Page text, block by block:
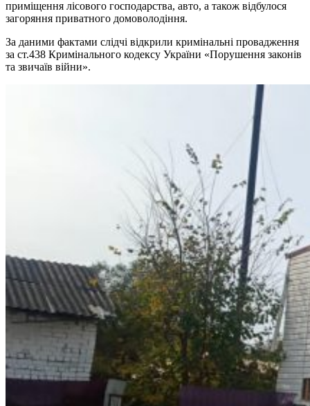
приміщення лісового господарства, авто, а також відбулося
загоряння приватного домоволодіння.
За даними фактами слідчі відкрили кримінальні провадження
за ст.438 Кримінального кодексу України «Порушення законів
та звичаїв війни».